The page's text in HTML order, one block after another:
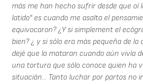
más me han hecho sufrir desde que oí
latido" es cuando me asalta el
equivocaron? ¿Y si simplement el
bien? ¿ y si sólo era más pequeña de lo
dejé que la mataran cuando aún vivía
una tortura que sólo conoce quien ha
situación... Tanto luchar por partos no